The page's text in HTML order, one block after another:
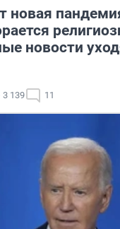
новая
новости
3 139 11